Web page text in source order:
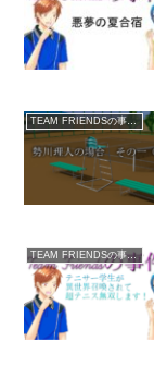
TEAM FRIENDSの事件簿